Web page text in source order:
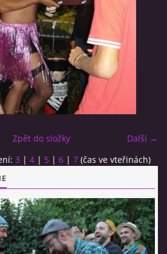
- VIDEO Další →
Zpět do složky
3 | 4 | 5 | 6 | 7 (čas ve vteřinách)